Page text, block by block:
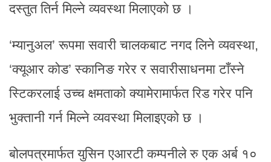
दस्तुत तिर्न मिल्ने व्यवस्था मिलाएको छ ।
‘म्यानुअल’ रूपमा सवारी चालकबाट नगद लिने व्यवस्था,
‘क्यूआर कोड’ स्कानिङ गरेर र सवारीसाधनमा टाँस्ने
स्टिकरलाई उच्च क्षमताको क्यामेरामार्फत रिड गरेर पनि
भुक्तानी गर्न मिल्ने व्यवस्था मिलाइएको छ ।
बोलपत्रमार्फत युसिन एआरटी कम्पनीले रु एक अर्ब १०